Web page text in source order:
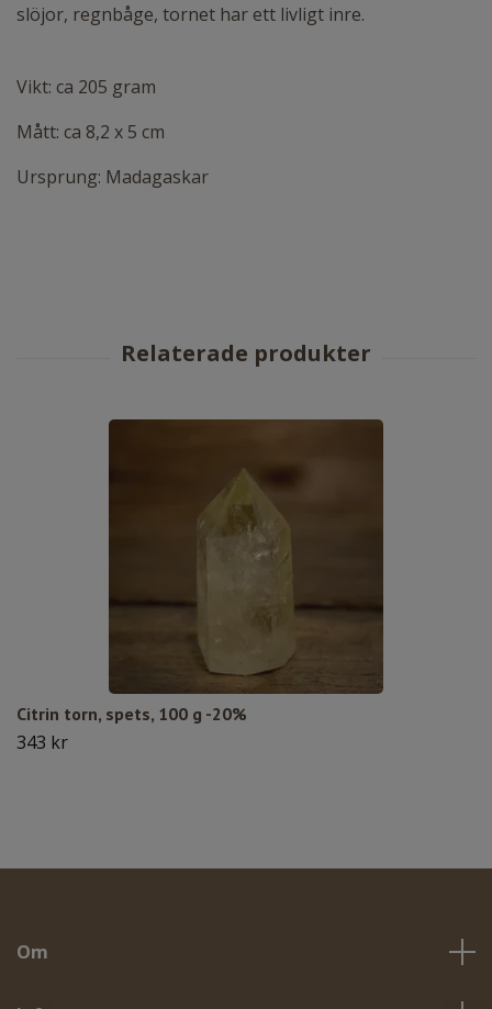
slöjor, regnbåge, tornet har ett livligt inre.
Vikt: ca 205 gram
Mått: ca 8,2 x 5 cm
Ursprung: Madagaskar
Citrin torn, spets, 100 g -20%
343 kr
Om